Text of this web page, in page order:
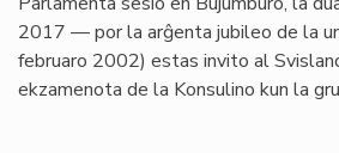
2017 — por la arĝenta jubileo de la
februaro 2002) estas invito al
ekzamenota de la Konsulino kun la